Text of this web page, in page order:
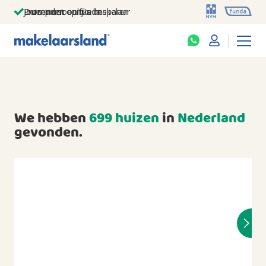
Jouw persoonlijke makelaar
Duizenden euro's besparen
Prominent op funda
We hebben699 huizeninNederland
gevonden.